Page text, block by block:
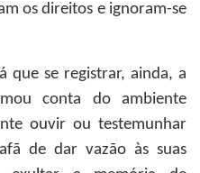
os direitos e ignoram-se
que se registrar, ainda, a
conta do ambiente
ouvir ou testemunhar
de dar vazão às suas